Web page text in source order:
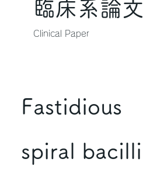
Fastidious
spiral bacilli
臨床系論文
Clinical Paper